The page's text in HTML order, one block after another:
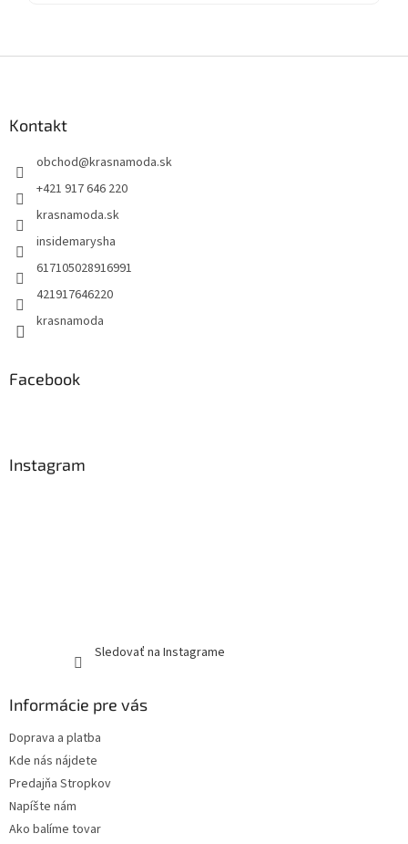
Kontakt
obchod@krasnamoda.sk
+421 917 646 220
krasnamoda.sk
insidemarysha
617105028916991
421917646220
krasnamoda
Facebook
Instagram
Sledovať na Instagrame
Informácie pre vás
Doprava a platba
Kde nás nájdete
Predajňa Stropkov
Napíšte nám
Ako balíme tovar